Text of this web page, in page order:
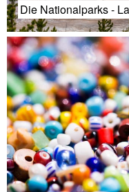
Die Nationalparks -